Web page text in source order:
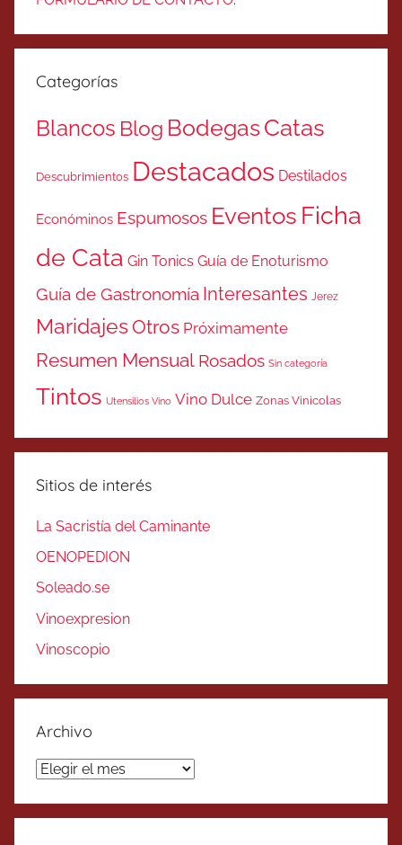
Categorías
Blancos Blog BodegasCatas
Descubrimientos Destacados Destilados
Económinos Espumosos Eventos Ficha
de Cata Gin Tonics Guía de Enoturismo
Guía de Gastronomía Interesantes Jerez
MaridajesOtros Próximamente
Resumen Mensual Rosados Sin categoría
Tintos Utensilios Vino Vino Dulce Zonas Vinicolas
Sitios de interés
La Sacristía del Caminante
OENOPEDION
Soleado.se
Vinoexpresion
Vinoscopio
Archivo
Archivo